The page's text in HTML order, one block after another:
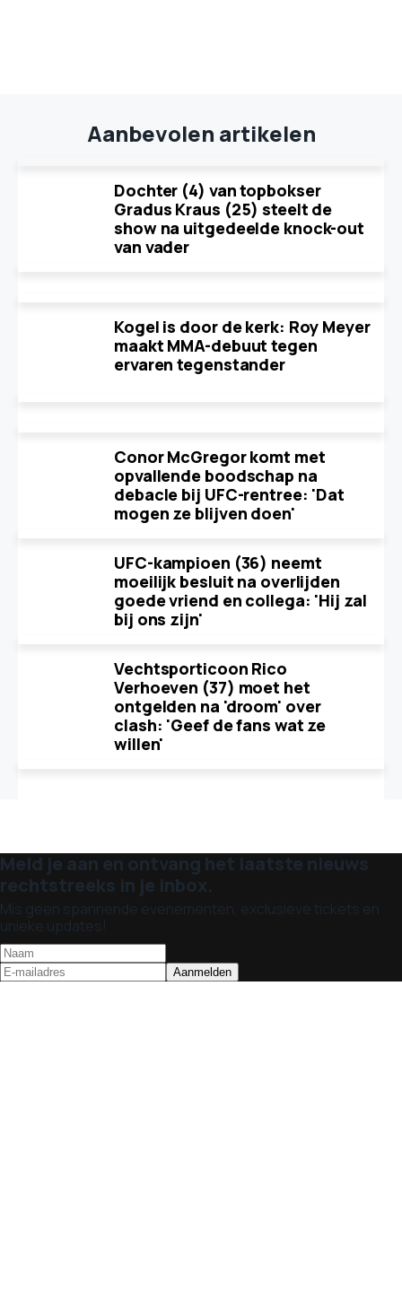
Aanbevolen artikelen
Dochter (4) van topbokser
Gradus Kraus (25) steelt de
show na uitgedeelde knock-out
van vader
Kogel is door de kerk: Roy Meyer
maakt MMA-debuut tegen
ervaren tegenstander
Conor McGregor komt met
opvallende boodschap na
debacle bij UFC-rentree: 'Dat
mogen ze blijven doen'
UFC-kampioen (36) neemt
moeilijk besluit na overlijden
goede vriend en collega: 'Hij zal
bij ons zijn'
Vechtsporticoon Rico
Verhoeven (37) moet het
ontgelden na 'droom' over
clash: 'Geef de fans wat ze
willen'
Meld je aan en ontvang het laatste nieuws
rechtstreeks in je inbox.
Mis geen spannende evenementen, exclusieve tickets en
unieke updates!